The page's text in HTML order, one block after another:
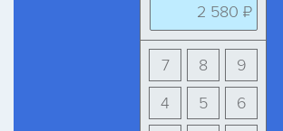
2 580 ₽
9
8
7
6
5
4